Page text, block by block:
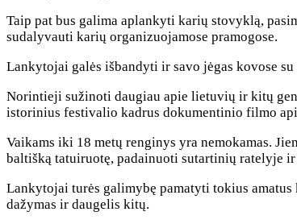
Taip pat bus galima aplankyti karių stovyklą,
sudalyvauti karių organizuojamose pramogose.
Lankytojai galės išbandyti ir savo jėgas kovose
Norintieji sužinoti daugiau apie lietuvių ir kitų
istorinius festivalio kadrus dokumentinio filmo
Vaikams iki 18 metų renginys yra nemokamas.
baltišką tatuiruotę, padainuoti sutartinių ratelyje
Lankytojai turės galimybę pamatyti tokius
dažymas ir daugelis kitų.